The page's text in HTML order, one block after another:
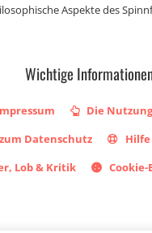
Aspekte des
Wichtige
Die
Datenschutz
Hilfe
Lob & Kritik